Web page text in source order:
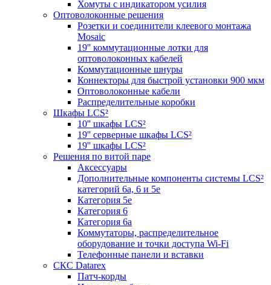
Хомуты с индикатором усилия
Оптоволоконные решения
Розетки и соединители клеевого монтажа
Mosaic
19'' коммутационные лотки для
оптоволоконных кабелей
Коммутационные шнуры
Коннекторы для быстрой установки 900 мкм
Оптоволоконные кабели
Распределительные коробки
Шкафы LCS²
10'' шкафы LCS²
19'' серверные шкафы LCS²
19'' шкафы LCS²
Решения по витой паре
Аксессуары
Дополнительные компоненты системы LCS²
категорий 6a, 6 и 5e
Категория 5е
Категория 6
Категория 6а
Коммутаторы, распределительное
оборудование и точки доступа Wi-Fi
Телефонные панели и вставки
СКС Datarex
Патч-корды